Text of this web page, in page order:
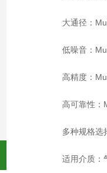
大通径：
低噪音：
高精度：
高可靠性：
多种规格选
适用介质：